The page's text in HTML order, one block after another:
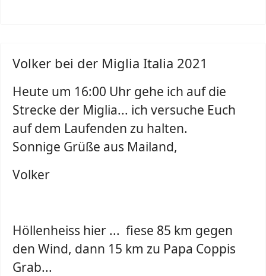
Volker bei der Miglia Italia 2021
Heute um 16:00 Uhr gehe ich auf die
Strecke der Miglia... ich versuche Euch
auf dem Laufenden zu halten.
Sonnige Grüße aus Mailand,
Volker
Höllenheiss hier ... fiese 85 km gegen
den Wind, dann 15 km zu Papa Coppis
Grab...